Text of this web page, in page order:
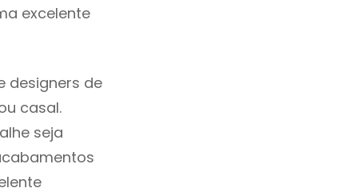
excelente
designers de
casal.
seja